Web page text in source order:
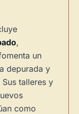
,
un
depurada y
Sus talleres y
como